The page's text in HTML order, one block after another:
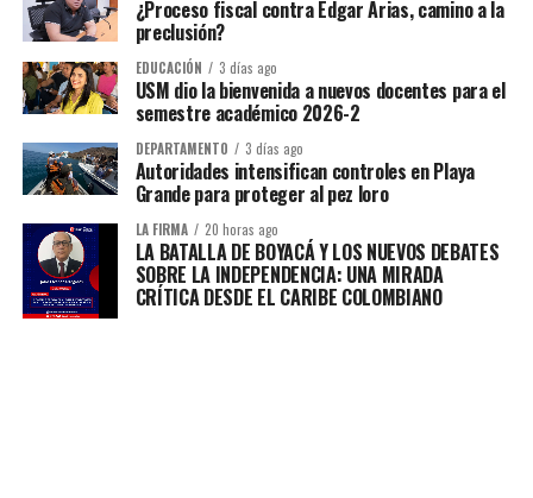
¿Proceso fiscal contra Edgar Arias, camino a la
preclusión?
EDUCACIÓN 3 días ago
USM dio la bienvenida a nuevos docentes para el
semestre académico 2026-2
DEPARTAMENTO 3 días ago
Autoridades intensifican controles en Playa
Grande para proteger al pez loro
LA FIRMA 20 horas ago
LA BATALLA DE BOYACÁ Y LOS NUEVOS DEBATES
SOBRE LA INDEPENDENCIA: UNA MIRADA
CRÍTICA DESDE EL CARIBE COLOMBIANO